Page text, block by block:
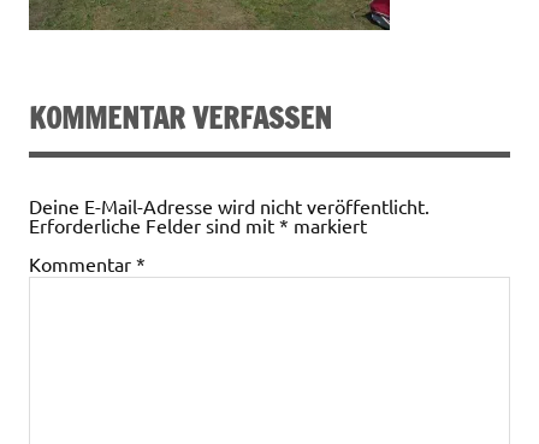
KOMMENTAR VERFASSEN
Deine E-Mail-Adresse wird nicht veröffentlicht.
Erforderliche Felder sind mit * markiert
Kommentar *